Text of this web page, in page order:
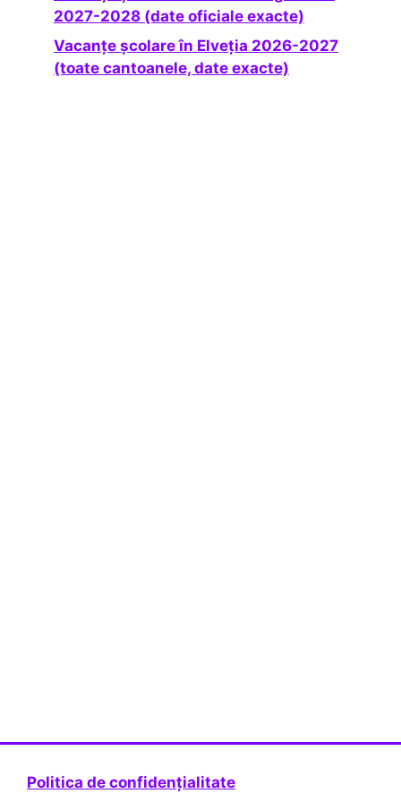
2027-2028 (date oficiale exacte)
Vacanțe școlare în Elveția 2026-2027
(toate cantoanele, date exacte)
Politica de confidențialitate